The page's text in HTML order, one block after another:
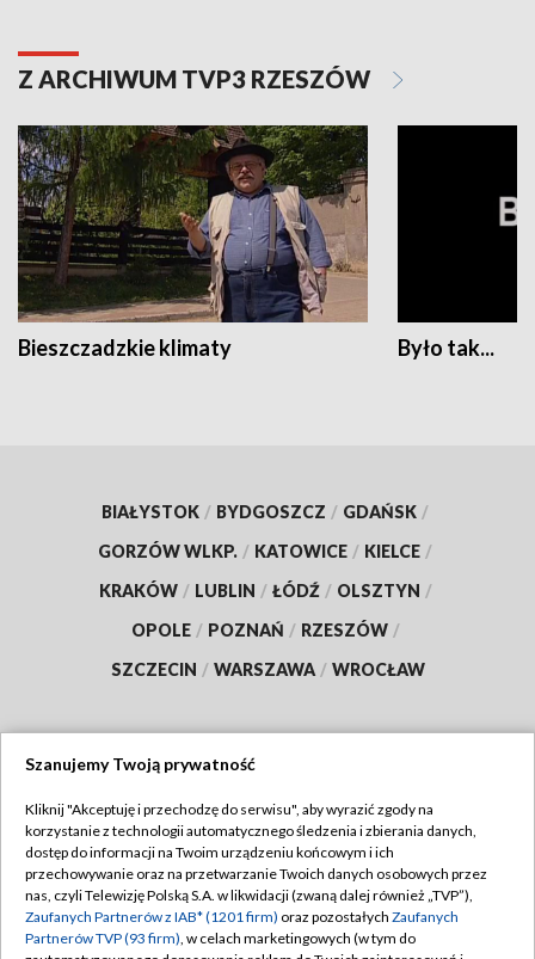
Z ARCHIWUM TVP3 RZESZÓW
Bieszczadzkie klimaty Było tak...
BIAŁYSTOK / BYDGOSZCZ / GDAŃSK /
GORZÓW WLKP. / KATOWICE / KIELCE /
KRAKÓW / LUBLIN / ŁÓDŹ / OLSZTYN /
OPOLE / POZNAŃ / RZESZÓW /
SZCZECIN / WARSZAWA / WROCŁAW
TVP
Abonament TVP
Emisja w TVP
Centrum informacji TVP
Regulamin TVP
Polityka prywatności
Szanujemy Twoją prywatność
Kliknij "Akceptuję i przechodzę do serwisu", aby wyrazić zgody na
korzystanie z technologii automatycznego śledzenia i zbierania danych,
dostęp do informacji na Twoim urządzeniu końcowym i ich
przechowywanie oraz na przetwarzanie Twoich danych osobowych przez
nas, czyli Telewizję Polską S.A. w likwidacji (zwaną dalej również „TVP”),
Zaufanych Partnerów z IAB* (1201 firm) oraz pozostałych Zaufanych
Partnerów TVP (93 firm), w celach marketingowych (w tym do